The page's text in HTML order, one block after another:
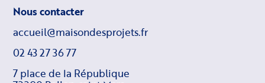
Nous contacter
accueil@maisondesprojets.fr
02 43 27 36 77
7 place de la République